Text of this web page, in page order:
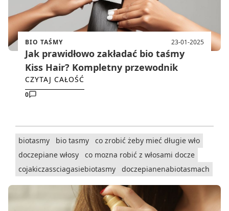
BIO TAŚMY 23-01-2025
Jak prawidłowo zakładać bio taśmy
Kiss Hair? Kompletny przewodnik
CZYTAJ CAŁOŚĆ
0
biotasmy bio tasmy
co zrobić żeby mieć długie wło
doczepiane włosy
co mozna robić z włosami docze
cojakiczassciagasiebiotasmy
doczepianenabiotasmach